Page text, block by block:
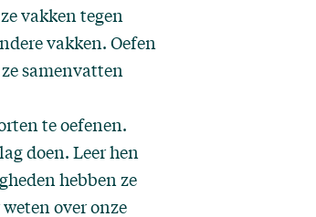
vakken tegen
vakken. Oefen
samenvatten
te oefenen.
doen. Leer hen
hebben ze
over onze